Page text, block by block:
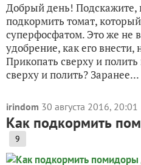
Добрый день! Подскажите,
подкормить томат,
суперфосфатом. Это же не
удобрение, как его внести,
Прикопать сверху и
сверху и полить? Заранее...
irindom 30 августа 2016, 20:01
Как подкормить
9